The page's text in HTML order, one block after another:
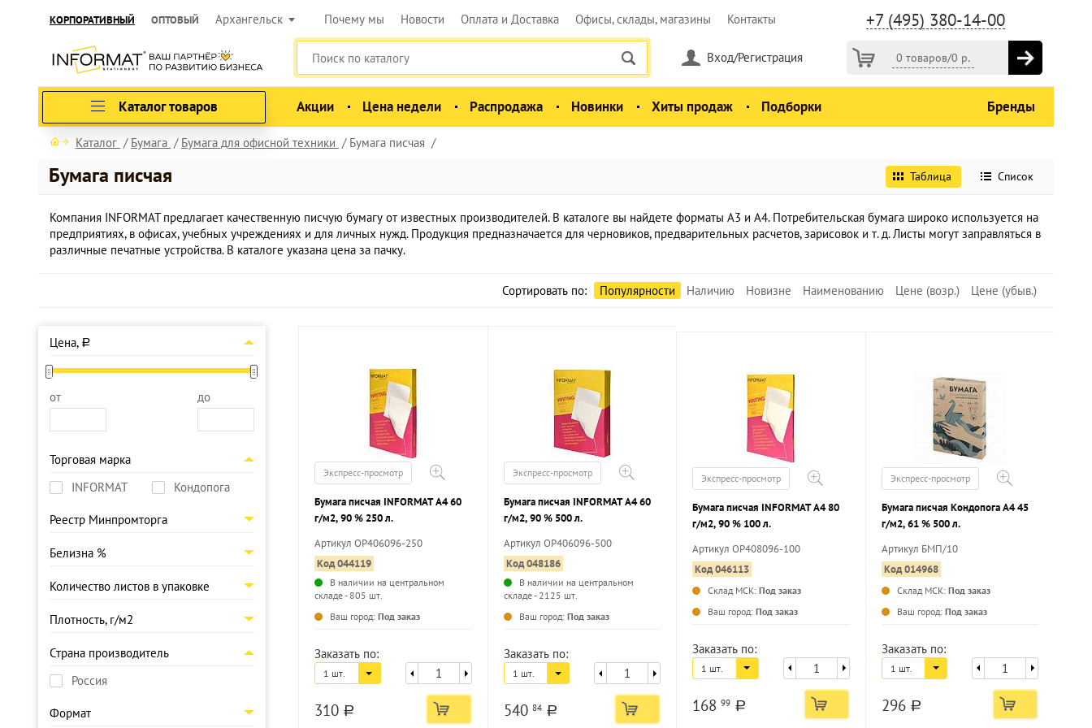
КОРПОРАТИВНЫЙ ОПТОВЫЙ Архангельск +7 (495) 380-14-00
Почему мы Новости Оплата и Доставка Офисы, склады, магазины Контакты
0 товаров/0 р.
Вход/Регистрация
Каталог товаров Акции Цена недели Распродажа Новинки Хиты продаж Подборки Бренды
Каталог Бумага Бумага для офисной техники Бумага писчая
Бумага писчая Таблица Список
Компания INFORMAT предлагает качественную писчую бумагу от известных производителей. В каталоге вы найдете форматы А3 и А4. Потребительская бумага широко используется на
предприятиях, в офисах, учебных учреждениях и для личных нужд. Продукция предназначается для черновиков, предварительных расчетов, зарисовок и т. д. Листы могут заправляться в
различные печатные устройства. В каталоге указана цена за пачку.
Сортировать по: Популярности Наличию Новизне Наименованию Цене (возр.) Цене (убыв.)
Цена, a
от до
Торговая марка
INFORMAT
Кондопога
Реестр Минпромторга
Белизна %
Количество листов в упаковке
Плотность, г/м2
Страна производитель
Россия
Формат
Экспресс-просмотр
Бумага писчая INFORMAT А4 60
г/м2, 90 % 250 л.
Артикул OP406096-250
Код 044119
В наличии на центральном
складе - 805 шт.
Ваш город: Под заказ
Заказать по:
1 шт.
310 a
Экспресс-просмотр
Бумага писчая INFORMAT А4 60
г/м2, 90 % 500 л.
Артикул ОР406096-500
Код 048186
В наличии на центральном
складе - 2125 шт.
Ваш город: Под заказ
Заказать по:
1 шт.
540 84 a
Экспресс-просмотр
Бумага писчая INFORMAT А4 80
г/м2, 90 % 100 л.
Артикул OP408096-100
Код 046113
Склад МСК: Под заказ
Ваш город: Под заказ
Заказать по:
1 шт.
168 99 a
Экспресс-просмотр
Бумага писчая Кондопога А4 45
г/м2, 61 % 500 л.
Артикул БМП/10
Код 014968
Склад МСК: Под заказ
Ваш город: Под заказ
Заказать по:
1 шт.
296 a